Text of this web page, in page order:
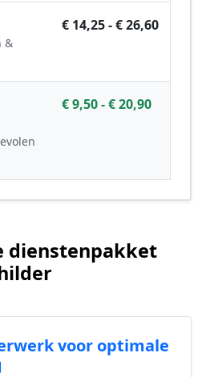
&
€ 14,25 - € 26,60
€ 9,50 - € 20,90
dienstenpakket
voor optimale